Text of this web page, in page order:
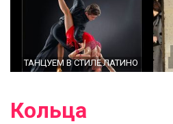
ТАНЦУЕМ В СТИЛЕ ЛАТИНО
Кольца